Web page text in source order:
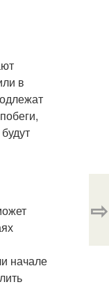
в
начале
⇨